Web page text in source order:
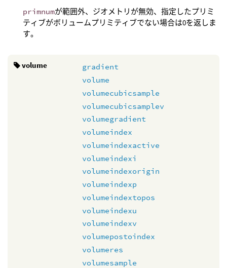
primnumが範囲外、ジオメトリが無効、指定したプリミ
ティブがボリュームプリミティブでない場合は0を返しま
す。
volume
gradient
volume
volumecubicsample
volumecubicsamplev
volumegradient
volumeindex
volumeindexactive
volumeindexi
volumeindexorigin
volumeindexp
volumeindextopos
volumeindexu
volumeindexv
volumepostoindex
volumeres
volumesample